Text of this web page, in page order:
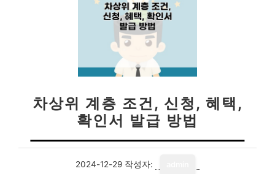
차상위 계층 조건, 신청, 혜택,
확인서 발급 방법
2024-12-29 작성자: